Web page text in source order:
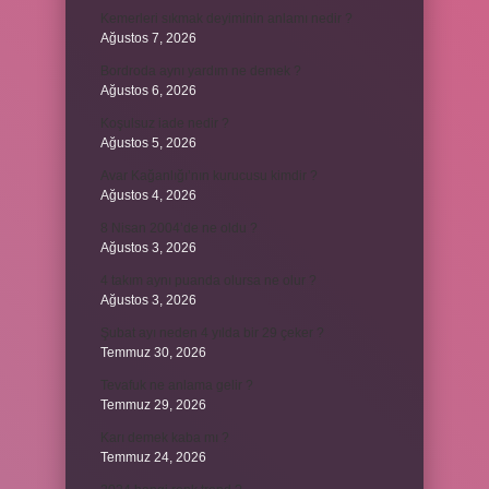
Ağustos 7, 2026
Ağustos 6, 2026
Ağustos 5, 2026
Ağustos 4, 2026
Ağustos 3, 2026
Ağustos 3, 2026
Temmuz 30, 2026
Temmuz 29, 2026
Temmuz 24, 2026